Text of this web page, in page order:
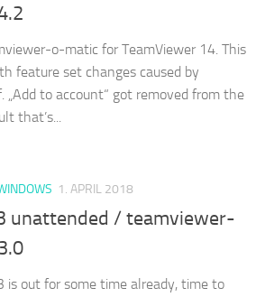
o-matic for TeamViewer 14. This
feature set changes caused by
„Add to account“ got removed from the
that’s...
1. APRIL 2018
unattended / teamviewer-
is out for some time already, time to